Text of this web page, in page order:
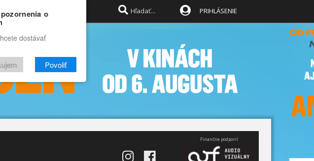
PRIHLÁSENIE
Finančne podporil
o
dostávať
Povoliť